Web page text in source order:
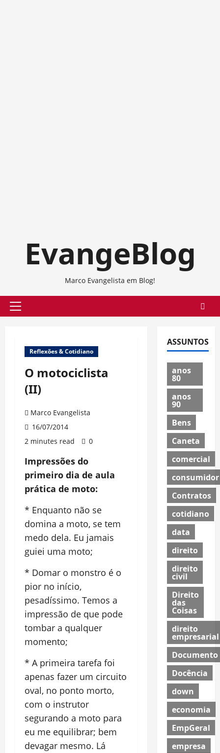
EvangeBlog
Marco Evangelista em Blog!
Primary
Reflexões & Cotidiano
O motociclista
(II)
Marco Evangelista
16/07/2014
2 minutes read
0
Impressões do
primeiro dia de aula
prática de moto:
* Enquanto não se
domina a moto, se tem
medo dela. Eu jamais
guiei uma moto;
* Domar o monstro é o
pior no início,
pesadíssimo. Temos a
impressão de que pode
tombar a qualquer
momento;
* A primeira tarefa foi
apenas fazer um circuito
oval, no ponto morto,
com o instrutor
segurando a moto para
eu me equilibrar; bem
devagar mesmo. Lá
ASSUNTOS
anos
80
anos
90
Bens
Caneta
comercial
consumidor
Contratos
cotidiano
data
direito
direito
civil
Direito
das
Coisas
direito
empresarial
Documento
Docência
down
economia
EmpGeral
empresa